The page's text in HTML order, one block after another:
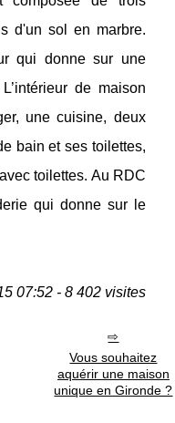
d'un sol en marbre.
qui donne sur une
de maison
une cuisine, deux
bain et ses toilettes,
toilettes. Au RDC
qui donne sur le
07:52 - 8 402 visites
Vous souhaitez
aquérir une maison
unique en Gironde ?